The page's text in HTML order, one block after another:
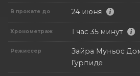
В прокате до 24 июня
Хронометраж 1 час 35 минут
Режиссер
Зайра Муньос
Гурпиде